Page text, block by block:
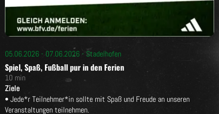
05.06.2026 - 07.06.2026 - Stadelhofen
Spiel, Spaß, Fußball pur in den Ferien
10 min
Ziele
• Jede*r Teilnehmer*in sollte mit Spaß und Freude an unseren
Veranstaltungen teilnehmen.